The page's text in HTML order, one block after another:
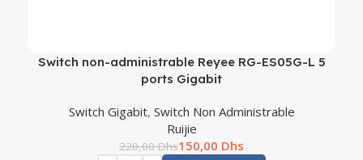
Switch non-administrable Reyee RG-ES05G-L 5
ports Gigabit
Switch Gigabit, Switch Non Administrable
Ruijie
220,00Dhs150,00 Dhs